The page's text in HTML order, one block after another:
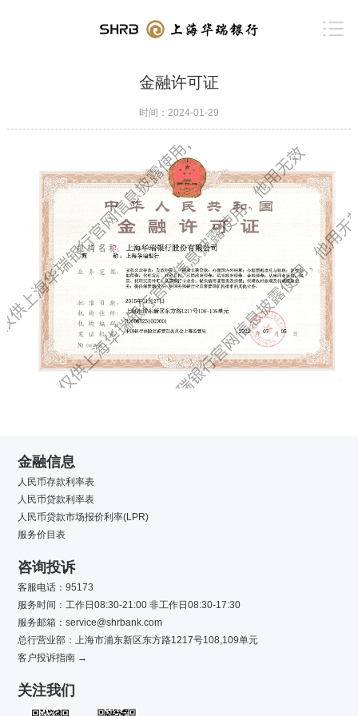
金融许可证
时间：2024-01-29
金融信息
人民币存款利率表
人民币贷款利率表
人民币贷款市场报价利率(LPR)
服务价目表
咨询投诉
客服电话：95173
服务时间：工作日08:30-21:00 非工作日08:30-17:30
服务邮箱：service@shrbank.com
总行营业部：上海市浦东新区东方路1217号108,109单元
客户投诉指南 →
关注我们